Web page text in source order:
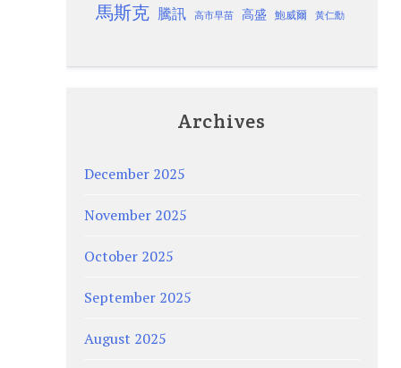
馬斯克 騰訊 高市早苗 高盛 鮑威爾 黃仁勳
Archives
December 2025
November 2025
October 2025
September 2025
August 2025